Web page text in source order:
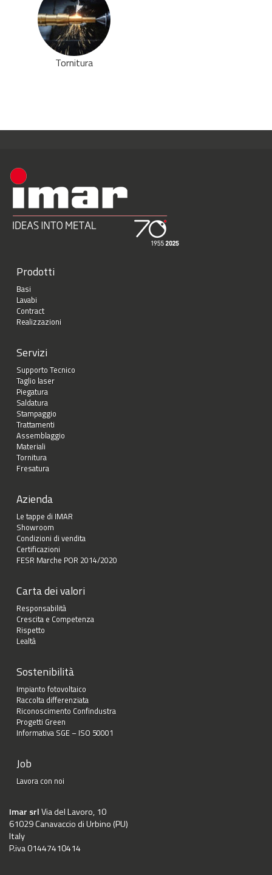
Tornitura
Prodotti
Basi
Lavabi
Contract
Realizzazioni
Servizi
Supporto Tecnico
Taglio laser
Piegatura
Saldatura
Stampaggio
Trattamenti
Assemblaggio
Materiali
Tornitura
Fresatura
Azienda
Le tappe di IMAR
Showroom
Condizioni di vendita
Certificazioni
FESR Marche POR 2014/2020
Carta dei valori
Responsabilità
Crescita e Competenza
Rispetto
Lealtà
Sostenibilità
Impianto fotovoltaico
Raccolta differenziata
Riconoscimento Confindustra
Progetti Green
Informativa SGE – ISO 50001
Job
Lavora con noi
Imar srlVia del Lavoro, 10
61029 Canavaccio di Urbino (PU)
Italy
P.iva 01447410414